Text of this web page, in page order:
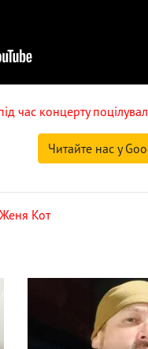
час концерту
Читайте нас у
Женя Кот